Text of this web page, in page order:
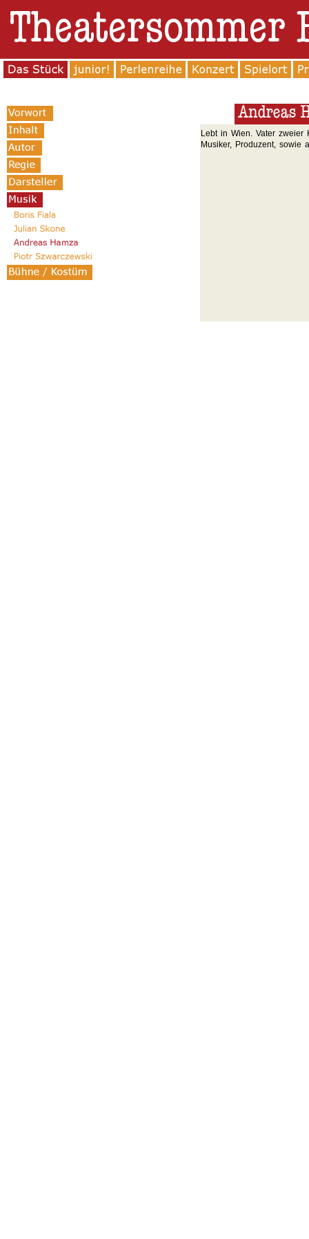
Lebt in Wien. Vater zweier
Musiker, Produzent, sowie